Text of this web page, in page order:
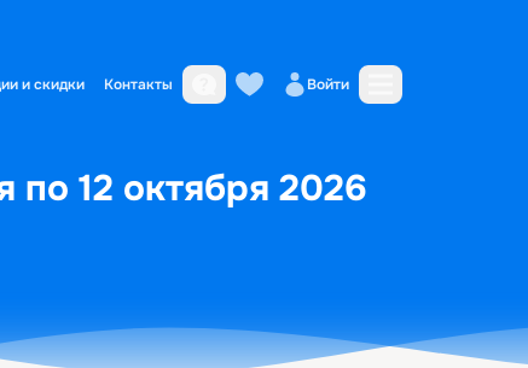
и скидки Контакты Войти
12 октября 2026